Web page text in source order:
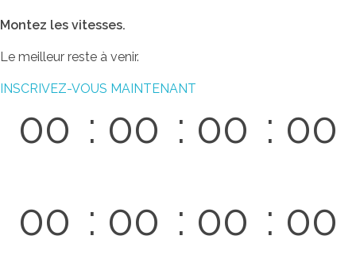
Montez les vitesses.
Le meilleur reste à venir.
INSCRIVEZ-VOUS MAINTENANT
00 00 00 00
00 00 00 00